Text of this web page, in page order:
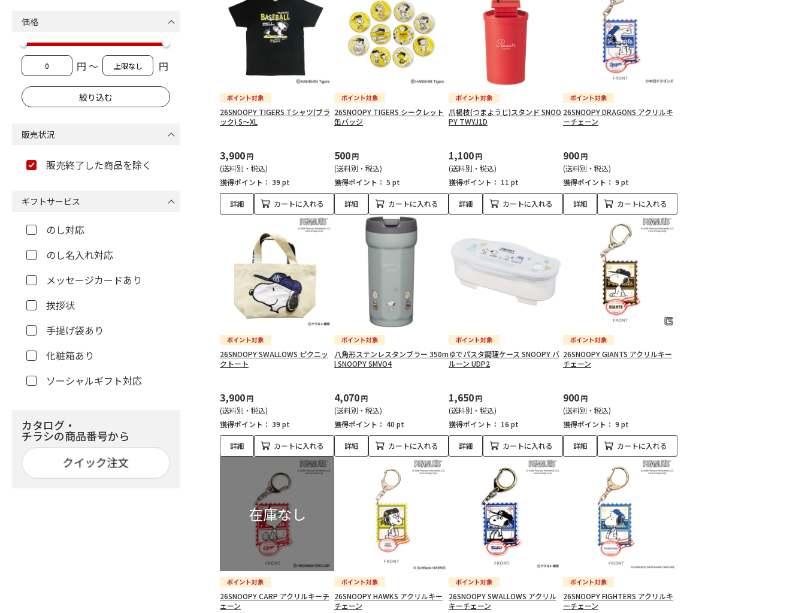
26SNOOPY TIGERS Tシャツ(ブラ
ック) S～XL
3,900円
(送料別・税込)
獲得ポイント： 39 pt
詳細 カートに入れる
26SNOOPY TIGERS シークレット
缶バッジ
500円
(送料別・税込)
獲得ポイント： 5 pt
詳細 カートに入れる
爪楊枝(つまようじ)スタンド SNOO
PY TWYJ1D
1,100円
(送料別・税込)
獲得ポイント： 11 pt
詳細 カートに入れる
26SNOOPY DRAGONS アクリルキ
ーチェーン
900円
(送料別・税込)
獲得ポイント： 9 pt
詳細 カートに入れる
26SNOOPY SWALLOWS ピクニッ
クトート
3,900円
(送料別・税込)
獲得ポイント： 39 pt
詳細 カートに入れる
八角形ステンレスタンブラー 350m
l SNOOPY SMVO4
4,070円
(送料別・税込)
獲得ポイント： 40 pt
詳細 カートに入れる
ゆでパスタ調理ケース SNOOPY バ
ルーン UDP2
1,650円
(送料別・税込)
獲得ポイント： 16 pt
詳細 カートに入れる
26SNOOPY GIANTS アクリルキー
チェーン
900円
(送料別・税込)
獲得ポイント： 9 pt
詳細 カートに入れる
26SNOOPY CARP アクリルキーチ
ェーン
26SNOOPY HAWKS アクリルキー
チェーン
26SNOOPY SWALLOWS アクリル
キーチェーン
26SNOOPY FIGHTERS アクリルキ
ーチェーン
価格
円 ～ 円
販売状況
販売終了した商品を除く
ギフトサービス
のし対応
のし名入れ対応
メッセージカードあり
挨拶状
手提げ袋あり
化粧箱あり
ソーシャルギフト対応
カタログ・
チラシの商品番号から